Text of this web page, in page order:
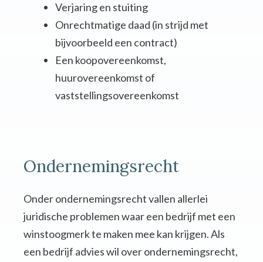
Verjaring en stuiting
Onrechtmatige daad (in strijd met
bijvoorbeeld een contract)
Een koopovereenkomst,
huurovereenkomst of
vaststellingsovereenkomst
Ondernemingsrecht
Onder ondernemingsrecht vallen allerlei
juridische problemen waar een bedrijf met een
winstoogmerk te maken mee kan krijgen. Als
een bedrijf advies wil over ondernemingsrecht,